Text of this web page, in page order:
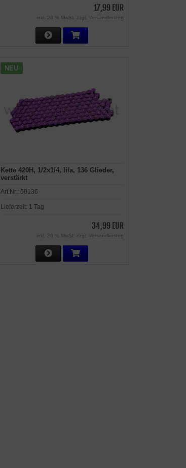
17,99 EUR
inkl. 20 % MwSt. zzgl. Versandkosten
NEU
Kette 420H, 1/2x1/4, lila, 136 Glieder,
verstärkt
Art.Nr.: 50136
Lieferzeit: 1 Tag
34,99 EUR
inkl. 20 % MwSt. zzgl. Versandkosten